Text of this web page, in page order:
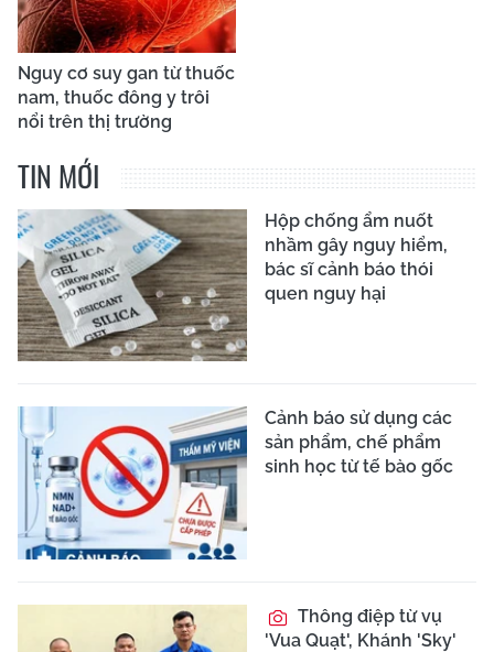
Nguy cơ suy gan từ thuốc
nam, thuốc đông y trôi
nổi trên thị trường
TIN MỚI
Hộp chống ẩm nuốt
nhầm gây nguy hiểm,
bác sĩ cảnh báo thói
quen nguy hại
Cảnh báo sử dụng các
sản phẩm, chế phẩm
sinh học từ tế bào gốc
Thông điệp từ vụ
'Vua Quạt', Khánh 'Sky'